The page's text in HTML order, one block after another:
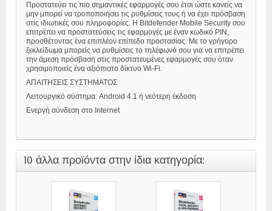
Προστατεύει τις πιο σημαντικές εφαρμογές σου έτσι ώστε κανείς να
μην μπορεί να τροποποιήσει τις ρυθμίσεις τους ή να έχει πρόσβαση
στις ιδιωτικές σου πληροφορίες. Η Bitdefender Mobile Security σου
επιτρέπει να προστατεύσεις τις εφαρμογές με έναν κωδικό PIN,
προσθέτοντας ένα επιπλέον επίπεδο προστασίας. Με το γρήγορο
ξεκλείδωμα μπορείς να ρυθμίσεις το τηλέφωνό σου για να επιτρέπει
την άμεση πρόσβαση στις προστατευμένες εφαρμογές σου όταν
χρησιμοποιείς ένα αξιόπιστο δίκτυο Wi-Fi.
ΑΠΑΙΤΗΣΕΙΣ ΣΥΣΤΗΜΑΤΟΣ
Λειτουργικό σύστημα: Android 4.1 ή νεότερη έκδοση
Ενεργή σύνδεση στο Internet
10 άλλα προϊόντα στην ίδια κατηγορία: